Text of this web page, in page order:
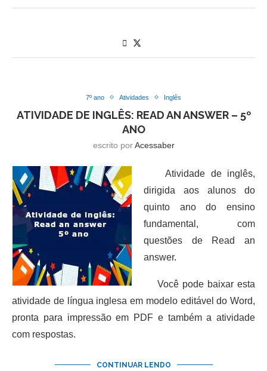
7º ano Atividades Inglês
ATIVIDADE DE INGLÊS: READ AN ANSWER – 5º
ANO
escrito porAcessaber
Atividade de inglês,
dirigida aos alunos do
quinto ano do ensino
fundamental, com
questões de Read an
answer.
Você pode baixar esta
atividade de língua inglesa em modelo editável do Word,
pronta para impressão em PDF e também a atividade
com respostas.
CONTINUAR LENDO